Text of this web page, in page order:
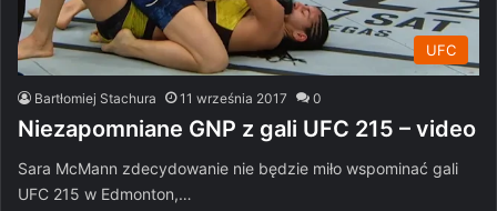
UFC
Bartłomiej Stachura 11 września 2017 0
Niezapomniane GNP z gali UFC 215 – video
Sara McMann zdecydowanie nie będzie miło wspominać gali
UFC 215 w Edmonton,…